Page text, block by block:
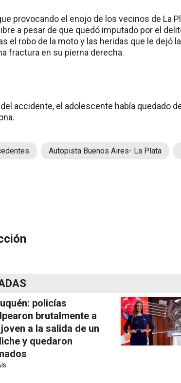
provocando el enojo de los vecinos de La
a pesar de que quedó imputado por el
el robo de la moto y las heridas que le dejó
fractura en su pierna derecha.
accidente, el adolescente había quedado
Autopista Buenos Aires- La Plata
policías
brutalmente a
a la salida de un
y quedaron